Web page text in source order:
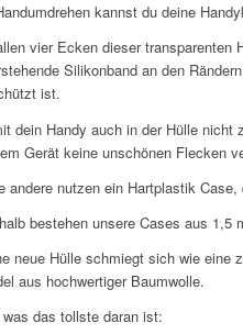
kannst du deine
vier Ecken dieser transparenten
Silikonband an den
ist.
dein Handy auch in der Hülle
Gerät keine unschönen Flecken
andere nutzen ein Hartplastik
bestehen unsere Cases aus
neue Hülle schmiegt sich wie eine
aus hochwertiger Baumwolle.
was das tollste daran ist: